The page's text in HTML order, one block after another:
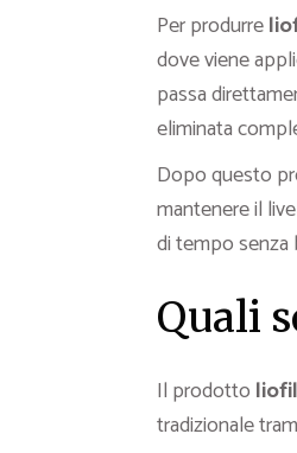
Per produrre
dove viene
passa
eliminata
Dopo questo
mantenere il
di tempo senza
Quali
Il prodotto
tradizionale